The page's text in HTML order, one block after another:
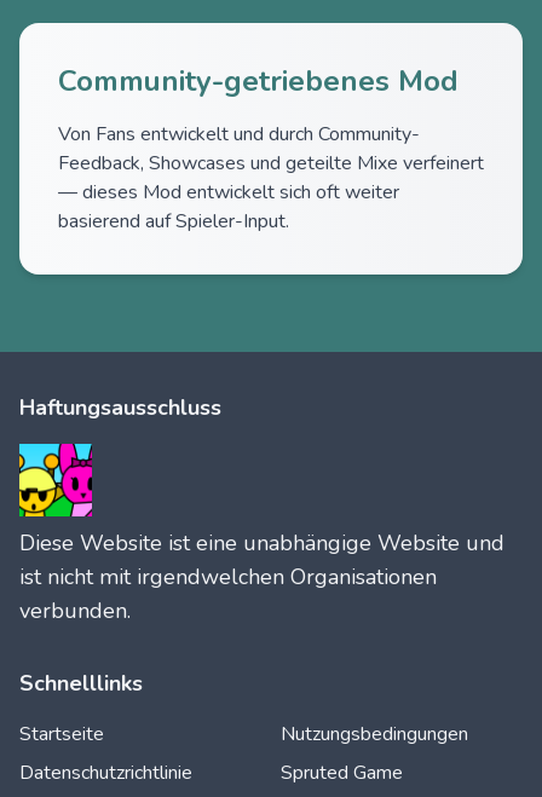
Community-getriebenes Mod
Von Fans entwickelt und durch Community-
Feedback, Showcases und geteilte Mixe verfeinert
— dieses Mod entwickelt sich oft weiter
basierend auf Spieler-Input.
Haftungsausschluss
Diese Website ist eine unabhängige Website und
ist nicht mit irgendwelchen Organisationen
verbunden.
Schnelllinks
Startseite
Nutzungsbedingungen
Datenschutzrichtlinie
Spruted Game